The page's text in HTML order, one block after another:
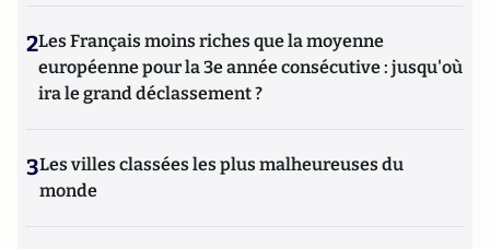
2Les Français moins riches que la moyenne
européenne pour la 3e année consécutive : jusqu'où
ira le grand déclassement ?
3Les villes classées les plus malheureuses du
monde